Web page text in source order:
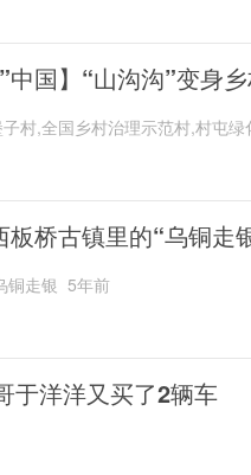
”中国】“山沟沟”变身
村,全国乡村治理示范村,村屯绿
板桥古镇里的“乌铜走
铜走银 5年前
于洋洋又买了2辆车